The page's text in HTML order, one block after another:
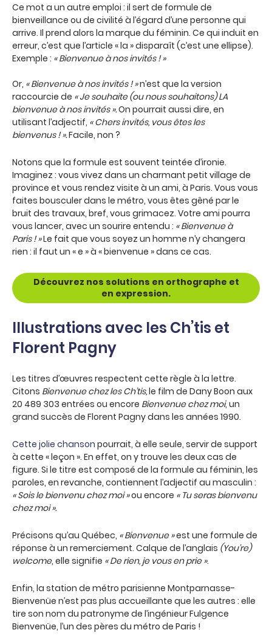
Ce mot a un autre emploi : il sert de formule de
bienveillance ou de civilité à l’égard d’une personne qui
arrive. Il prend alors la marque du féminin. Ce qui induit en
erreur, c’est que l’article « la » disparaît (c’est une ellipse).
Exemple : « Bienvenue à nos invités ! »
Or, « Bienvenue à nos invités ! »n’est que la version
raccourcie de « Je souhaite (ou nous souhaitons) LA
bienvenue à nos invités ».On pourrait aussi dire, en
utilisant l’adjectif, « Chers invités, vous êtes les
bienvenus ! ».Facile, non ?
Notons que la formule est souvent teintée d’ironie.
Imaginez : vous vivez dans un charmant petit village de
province et vous rendez visite à un ami, à Paris. Vous vous
faites bousculer dans le métro, vous êtes gêné par le
bruit des travaux, bref, vous grimacez. Votre ami pourra
vous lancer, avec un sourire entendu : « Bienvenue à
Paris ! »Le fait que vous soyez un homme n’y changera
rien : il faut un « e » à « bienvenue » dans ce cas.
Découvrez nos solutions en orthographe et
en expression.
Illustrations avec les Ch’tis et
Florent Pagny
Les titres d’œuvres respectent cette règle à la lettre.
Citons Bienvenue chez les Ch’tis,le film de Dany Boon aux
20 489 303 entrées ou encore Bienvenue chez moi, un
grand succès de Florent Pagny dans les années 1990.
Cette jolie chanson pourrait, à elle seule, servir de support
à cette « leçon ». En effet, on y trouve les deux cas de
figure. Si le titre est composé de la formule au féminin, les
paroles, en revanche, contiennent l’adjectif au masculin :
« Sois le bienvenu chez moi »ou encore « Tu seras bienvenu
chez moi ».
Précisons qu’au Québec, « Bienvenue »est une formule de
réponse à un remerciement. Calque de l’anglais (You’re)
welcome, elle signifie « De rien, je vous en prie ».
Enfin, la station de métro parisienne Montparnasse-
Bienvenüe n’est pas plus accueillante que les autres : elle
tire son nom du patronyme de l’ingénieur Fulgence
Bienvenüe, l’un des pères du métro de Paris !